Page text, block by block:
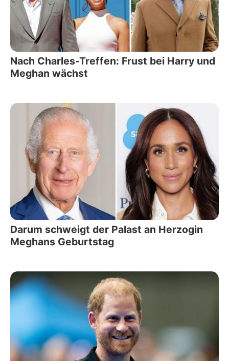
Nach Charles-Treffen: Frust bei Harry und
Meghan wächst
Darum schweigt der Palast an Herzogin
Meghans Geburtstag